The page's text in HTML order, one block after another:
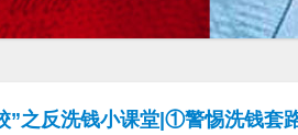
”之反洗钱小课堂|①警惕洗钱套